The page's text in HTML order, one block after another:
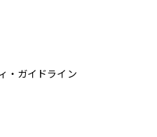
・ガイドライン